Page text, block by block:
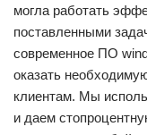
могла работать
поставленными
современное ПО
оказать
клиентам. Мы
и даем